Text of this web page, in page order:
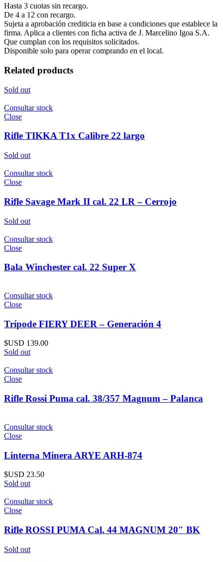
Hasta 3 cuotas sin recargo.
De 4 a 12 con recargo.
Sujeta a aprobación crediticia en base a condiciones que establece la
firma. Aplica a clientes con ficha activa de J. Marcelino Igoa S.A.
Que cumplan con los requisitos solicitados.
Disponible solo para operar comprando en el local.
Related products
Sold out
Consultar stock
Close
Rifle TIKKA T1x Calibre 22 largo
Sold out
Consultar stock
Close
Rifle Savage Mark II cal. 22 LR – Cerrojo
Sold out
Consultar stock
Close
Bala Winchester cal. 22 Super X
Consultar stock
Close
Trípode FIERY DEER – Generación 4
$USD 139.00
Sold out
Consultar stock
Close
Rifle Rossi Puma cal. 38/357 Magnum – Palanca
Consultar stock
Close
Linterna Minera ARYE ARH-874
$USD 23.50
Sold out
Consultar stock
Close
Rifle ROSSI PUMA Cal. 44 MAGNUM 20″ BK
Sold out